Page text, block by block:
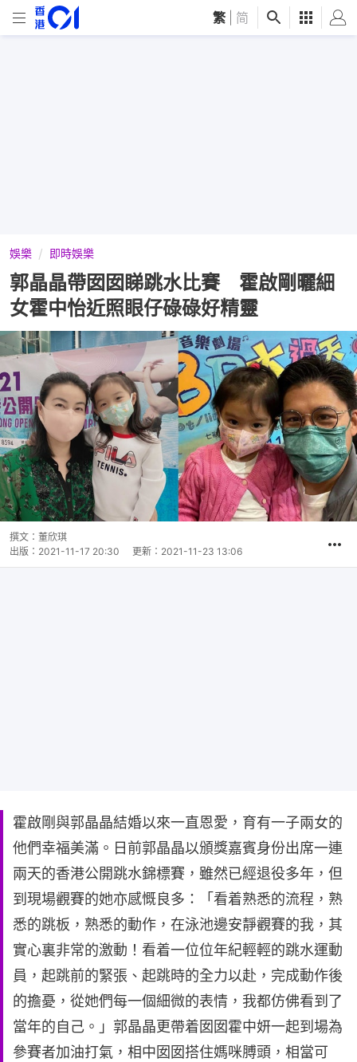
繁 简
娛樂 即時娛樂
郭晶晶帶囡囡睇跳水比賽 霍啟剛曬細
女霍中怡近照眼仔碌碌好精靈
撰文： 董欣琪
出版： 2021-11-17 20:30 更新： 2021-11-23 13:06
霍啟剛與郭晶晶結婚以來一直恩愛，育有一子兩女的
他們幸福美滿。日前郭晶晶以頒獎嘉賓身份出席一連
兩天的香港公開跳水錦標賽，雖然已經退役多年，但
到現場觀賽的她亦感慨良多：「看着熟悉的流程，熟
悉的跳板，熟悉的動作，在泳池邊安靜觀賽的我，其
實心裏非常的激動！看着一位位年紀輕輕的跳水運動
員，起跳前的緊張、起跳時的全力以赴，完成動作後
的擔憂，從她們每一個細微的表情，我都仿佛看到了
當年的自己。」郭晶晶更帶着囡囡霍中妍一起到場為
參賽者加油打氣，相中囡囡搭住媽咪膊頭，相當可